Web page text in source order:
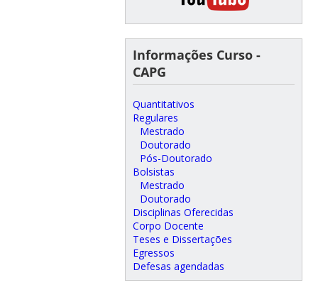
Informações Curso -
CAPG
Quantitativos
Regulares
Mestrado
Doutorado
Pós-Doutorado
Bolsistas
Mestrado
Doutorado
Disciplinas Oferecidas
Corpo Docente
Teses e Dissertações
Egressos
Defesas agendadas